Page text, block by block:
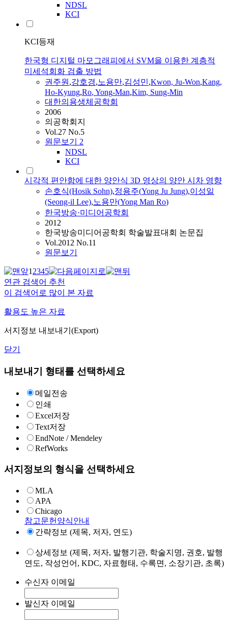
NDSL
KCI
KCI등재
한국형 디지털 마모그래피에서 SVM을 이용한 계층적
미세석회화 검출 방법
권주원,강호경,노용만,김성민,Kwon, Ju-Won,Kang,
Ho-Kyung,Ro, Yong-Man,Kim, Sung-Min
대한의용생체공학회
2006
의공학회지
Vol.27 No.5
원문보기 2
NDSL
KCI
시각적 편안함에 대한 양안식 3D 영상의 양안 시차 영향
손호식(Hosik Sohn),정용주(Yong Ju Jung),이성일
(Seong-il Lee),노용만(Yong Man Ro)
한국방송·미디어공학회
2012
한국방송미디어공학회 학술발표대회 논문집
Vol.2012 No.11
원문보기
12345
연관 검색어 추천
이 검색어로 많이 본 자료
활용도 높은 자료
서지정보 내보내기(Export)
닫기
내보내기 형태를 선택하세요
메일전송
인쇄
Excel저장
Text저장
EndNote / Mendeley
RefWorks
서지정보의 형식을 선택하세요
MLA
APA
Chicago
참고문헌양식안내
간략정보 (제목, 저자, 연도)
상세정보 (제목, 저자, 발행기관, 학술지명, 권호, 발행
연도, 작성언어, KDC, 자료형태, 수록면, 소장기관, 초록)
수신자 이메일
발신자 이메일